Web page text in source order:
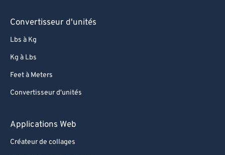
Convertisseur d'unités
Lbs à Kg
Kg à Lbs
Feet à Meters
Convertisseur d'unités
Applications Web
Créateur de collages